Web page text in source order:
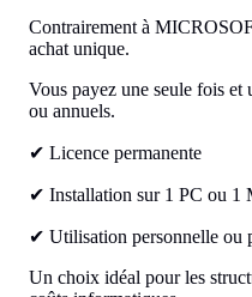
Contrairement à
achat unique.
Vous payez une seule fois et
ou annuels.
✔ Licence permanente
✔ Installation sur 1 PC ou 1
✔ Utilisation personnelle ou
Un choix idéal pour les